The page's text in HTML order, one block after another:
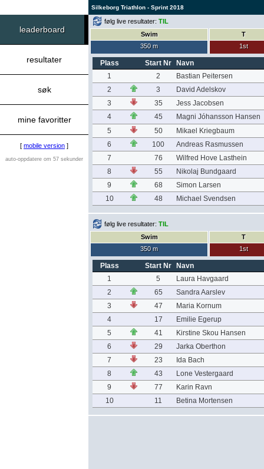
Silkeborg Triathlon - Sprint 2018
leaderboard
resultater
søk
mine favoritter
[ mobile version ]
auto-oppdatere om 57 sekunder
følg live resultater: TIL
Swim
350 m
T
1st
Plass Start Nr
Navn
1
2
Bastian Peitersen
2
3
David Adelskov
3
35
Jess Jacobsen
4
45
Magni Jóhansson Hansen
5
50
Mikael Kriegbaum
6
100
Andreas Rasmussen
7
76
Wilfred Hove Lasthein
8
55
Nikolaj Bundgaard
9
68
Simon Larsen
10
48 Michael Svendsen
følg live resultater: TIL
Swim
350 m
T
1st
Plass Start Nr
Navn
1
5
Laura Havgaard
2
65
Sandra Aarslev
3
47
Maria Kornum
4
17
Emilie Egerup
5
41
Kirstine Skou Hansen
6
29
Jarka Oberthon
7
23
Ida Bach
8
43
Lone Vestergaard
9
77
Karin Ravn
10
11 Betina Mortensen